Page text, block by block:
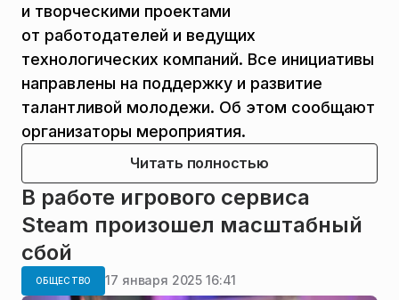
и творческими проектами
от работодателей и ведущих
технологических компаний. Все инициативы
направлены на поддержку и развитие
талантливой молодежи. Об этом сообщают
организаторы мероприятия.
Читать полностью
В работе игрового сервиса
Steam произошел масштабный
сбой
ОБЩЕСТВО 17 января 2025 16:41